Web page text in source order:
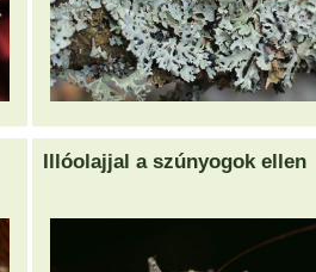
Illóolajjal a szúnyogok ellen